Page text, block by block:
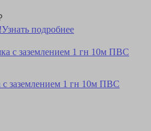
Узнать подробнее
c заземлением 1 гн 10м ПВС